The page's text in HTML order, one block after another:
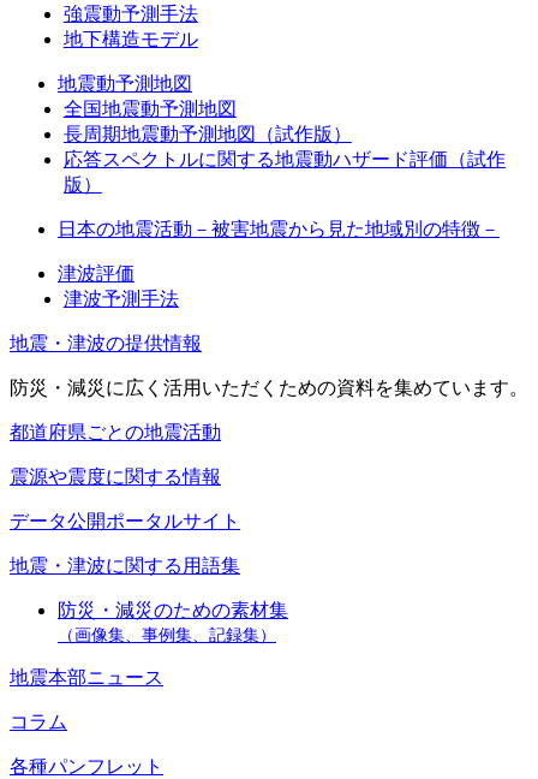
強震動予測手法
地下構造モデル
地震動予測地図
全国地震動予測地図
長周期地震動予測地図（試作版）
応答スペクトルに関する地震動ハザード評価（試作
版）
日本の地震活動－被害地震から見た地域別の特徴－
津波評価
津波予測手法
地震・津波の提供情報
防災・減災に広く活用いただくための資料を集めています。
都道府県ごとの地震活動
震源や震度に関する情報
データ公開ポータルサイト
地震・津波に関する用語集
防災・減災のための素材集
（画像集、事例集、記録集）
地震本部ニュース
コラム
各種パンフレット